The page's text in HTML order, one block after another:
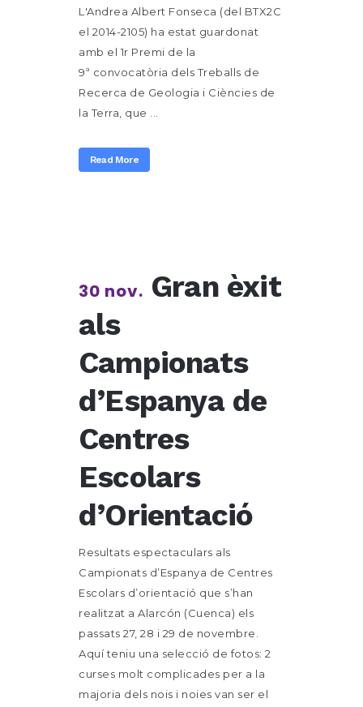
L'Andrea Albert Fonseca (del BTX2C
el 2014-2105) ha estat guardonat
amb el 1r Premi de la
9ª convocatòria dels Treballs de
Recerca de Geologia i Ciències de
la Terra, que ...
Read More
30 nov. Gran èxit
als
Campionats
d’Espanya de
Centres
Escolars
d’Orientació
Resultats espectaculars als
Campionats d’Espanya de Centres
Escolars d’orientació que s’han
realitzat a Alarcón (Cuenca) els
passats 27, 28 i 29 de novembre.
Aquí teniu una selecció de fotos: 2
curses molt complicades per a la
majoria dels nois i noies van ser el